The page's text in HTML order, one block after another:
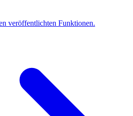
veröffentlichten Funktionen.